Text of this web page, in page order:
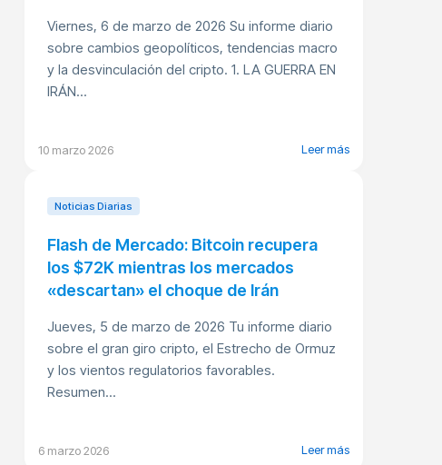
Viernes, 6 de marzo de 2026 Su informe diario
sobre cambios geopolíticos, tendencias macro
y la desvinculación del cripto. 1. LA GUERRA EN
IRÁN...
10 marzo 2026 Leer más
Noticias Diarias
Flash de Mercado: Bitcoin recupera
los $72K mientras los mercados
«descartan» el choque de Irán
Jueves, 5 de marzo de 2026 Tu informe diario
sobre el gran giro cripto, el Estrecho de Ormuz
y los vientos regulatorios favorables.
Resumen...
6 marzo 2026 Leer más